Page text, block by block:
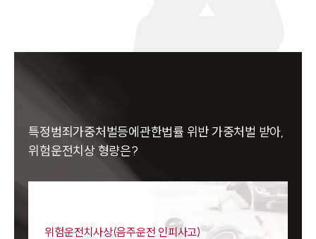
특정범죄가중처벌등에관한법률 위반 가중처벌 받아,
위험운전치상 형량은?
위험운전치사상(음주운전 인피사고)